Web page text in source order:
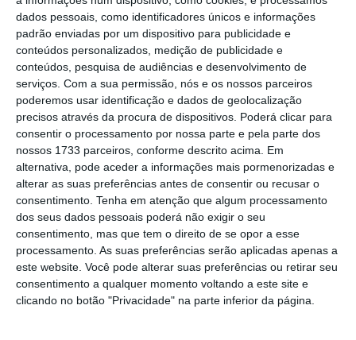
dados pessoais, como identificadores únicos e informações
padrão enviadas por um dispositivo para publicidade e
conteúdos personalizados, medição de publicidade e
conteúdos, pesquisa de audiências e desenvolvimento de
serviços. Com a sua permissão, nós e os nossos parceiros
poderemos usar identificação e dados de geolocalização
precisos através da procura de dispositivos. Poderá clicar para
consentir o processamento por nossa parte e pela parte dos
nossos 1733 parceiros, conforme descrito acima. Em
alternativa, pode aceder a informações mais pormenorizadas e
alterar as suas preferências antes de consentir ou recusar o
consentimento. Tenha em atenção que algum processamento
dos seus dados pessoais poderá não exigir o seu
consentimento, mas que tem o direito de se opor a esse
processamento. As suas preferências serão aplicadas apenas a
este website. Você pode alterar suas preferências ou retirar seu
consentimento a qualquer momento voltando a este site e
clicando no botão "Privacidade" na parte inferior da página.
dos serviços”, disse.
Segundo o primeiro-ministro, o Executivo que
lideraencontrou também “alguma inoperância
dos serviços a responder às candidaturas que
têm sido submetidas”.
À saída da cerimónia, Luís Montenegro
escusou-se, tal como na véspera, a responder
à comunicação social, que o questionou sobre
aexoneração do diretor nacional da PSP,
conhecida na segunda-feira à noite.
“É nossa intenção recuperar o tempo perdido